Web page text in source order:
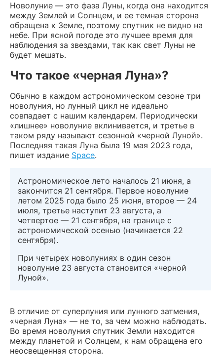
Новолуние — это фаза Луны, когда она находится
между Землей и Солнцем, и ее темная сторона
обращена к Земле, поэтому спутник не видно на
небе. При ясной погоде это лучшее время для
наблюдения за звездами, так как свет Луны не
будет мешать.
Что такое «черная Луна»?
Обычно в каждом астрономическом сезоне три
новолуния, но лунный цикл не идеально
совпадает с нашим календарем. Периодически
«лишнее» новолуние вклинивается, и третье в
таком ряду называют сезонной «черной Луной».
Последняя такая Луна была 19 мая 2023 года,
пишет издание Space.
Астрономическое лето началось 21 июня, а
закончится 21 сентября. Первое новолуние
летом 2025 года было 25 июня, второе — 24
июля, третье наступит 23 августа, а
четвертое — 21 сентября, на границе с
астрономической осенью (начинается 22
сентября).
При четырех новолуниях в один сезон
новолуние 23 августа становится «черной
Луной».
В отличие от суперлуния или лунного затмения,
«черная Луна» — не то, за чем можно наблюдать.
Во время новолуния спутник Земли находится
между планетой и Солнцем, к нам обращена его
неосвещенная сторона.